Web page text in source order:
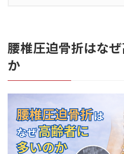
腰椎圧迫骨折はな
か